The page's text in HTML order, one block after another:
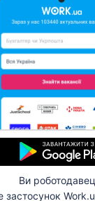
Ви
застосунок
Про нас
Допомога
Сервіс